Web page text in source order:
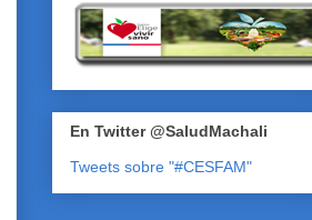
En Twitter @SaludMachali
Tweets sobre "#CESFAM"